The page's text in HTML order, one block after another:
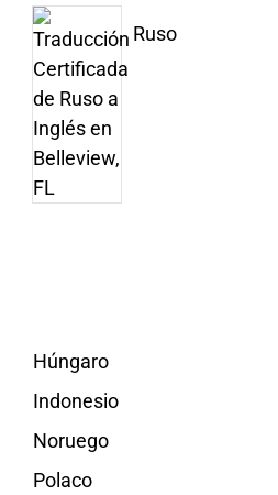
Ruso
Húngaro
Indonesio
Noruego
Polaco